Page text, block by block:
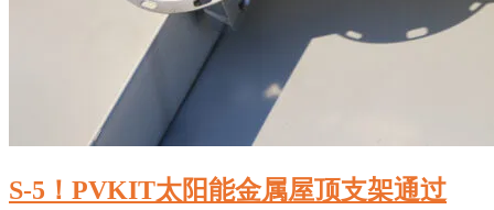
S-5！PVKIT太阳能金属屋顶支架通过